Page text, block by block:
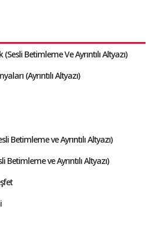
Betimleme Ve Ayrıntılı Altyazı)
(Ayrıntılı Altyazı)
Betimleme ve Ayrıntılı Altyazı)
Betimleme ve Ayrıntılı Altyazı)